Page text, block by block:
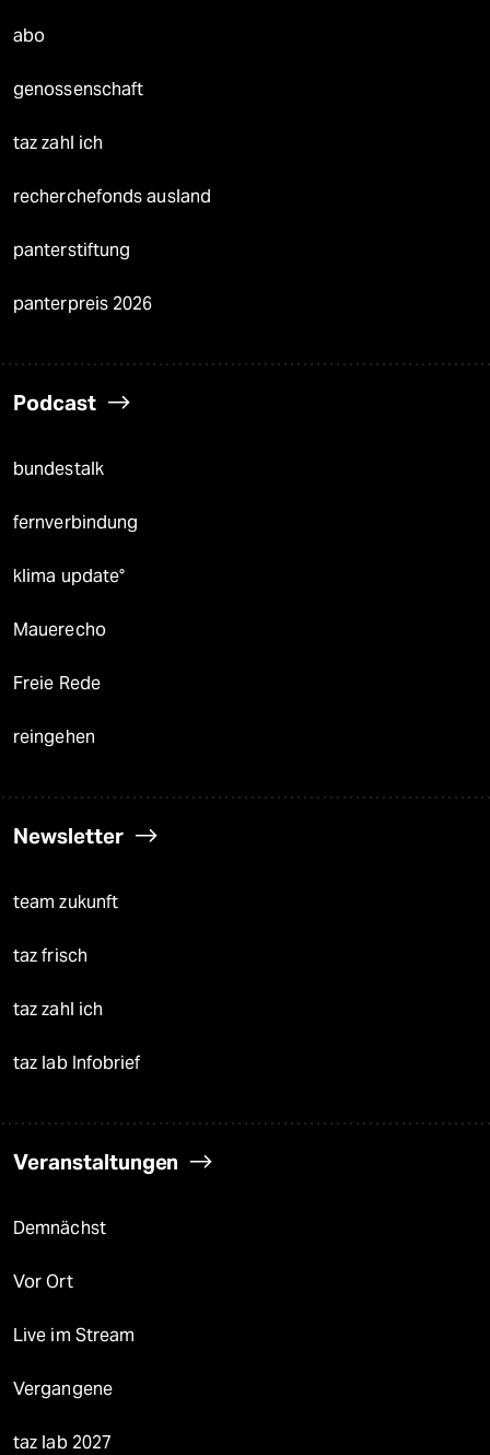
abo
genossenschaft
taz zahl ich
recherchefonds ausland
panterstiftung
panterpreis 2026
Podcast
bundestalk
fernverbindung
klima update°
Mauerecho
Freie Rede
reingehen
Newsletter
team zukunft
taz frisch
taz zahl ich
taz lab Infobrief
Veranstaltungen
Demnächst
Vor Ort
Live im Stream
Vergangene
taz lab 2027